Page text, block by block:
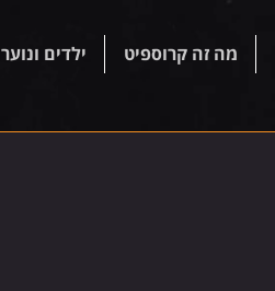
מה זה קרוספיט ילדים ונוער